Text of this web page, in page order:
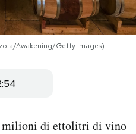
Awakening/Getty Images)
milioni di ettolitri di vino